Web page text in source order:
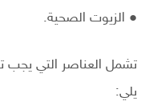
● الزيوت الصحية.
تشمل العناصر التي يجب
يلي: